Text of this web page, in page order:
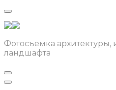
Фотосъемка архитектуры,
ландшафта